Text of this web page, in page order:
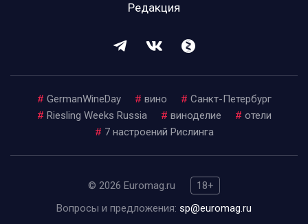
Редакция
# GermanWineDay # вино # Санкт-Петербург
# Riesling Weeks Russia # виноделие # отели
# 7 настроений Рислинга
© 2026 Euromag.ru
18+
Вопросы и предложения: sp@euromag.ru